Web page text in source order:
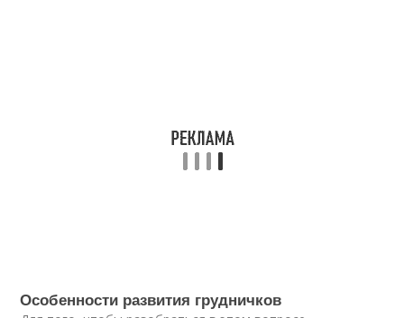
Особенности развития грудничков